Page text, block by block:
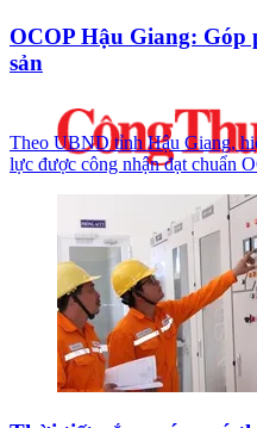
OCOP Hậu Giang: Góp
sản
Theo UBND tỉnh Hậu Giang,
lực được công nhận đạt chuẩn